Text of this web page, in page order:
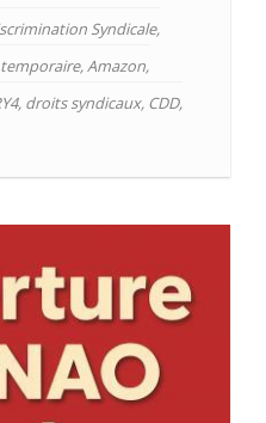
Syndicale,
,Amazon,
, droits syndicaux, CDD,